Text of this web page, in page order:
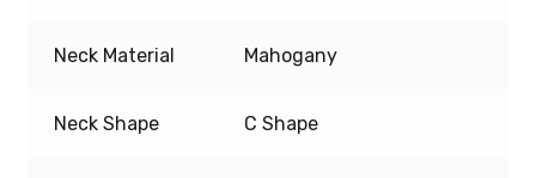
Neck Material Mahogany
Neck Shape C Shape